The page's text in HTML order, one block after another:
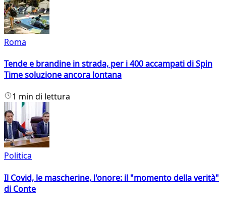
Roma
Tende e brandine in strada, per i 400 accampati di Spin
Time soluzione ancora lontana
1 min di lettura
Politica
Il Covid, le mascherine, l'onore: il "momento della verità"
di Conte